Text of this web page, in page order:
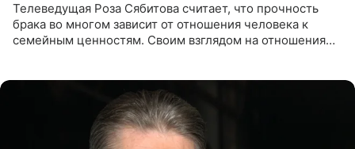
Телеведущая Роза Сябитова считает, что прочность
брака во многом зависит от отношения человека к
семейным ценностям. Своим взглядом на отношения